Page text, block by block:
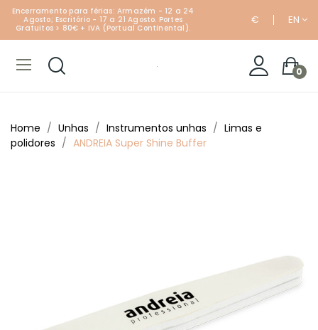
Encerramento para férias: Armazém - 12 a 24
Agosto; Escritório - 17 a 21 Agosto. Portes
Gratuitos > 80€ + IVA (Portual Continental).
€ EN
0
Home Unhas Instrumentos unhas
Limas e
polidores
ANDREIA Super Shine Buffer